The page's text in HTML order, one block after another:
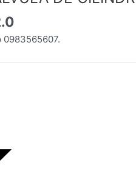
0983565607.